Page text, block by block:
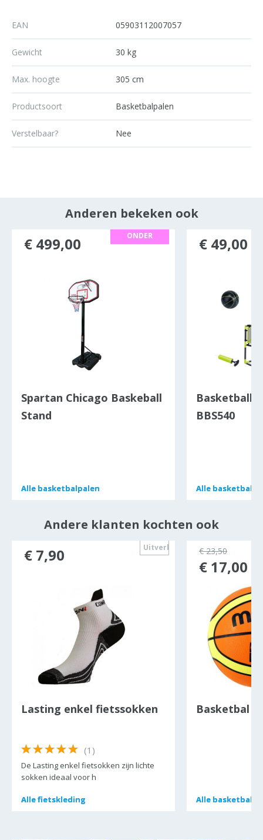
EAN 05903112007057
Gewicht 30 kg
Max. hoogte 305 cm
Productsoort Basketbalpalen
Verstelbaar? Nee
Anderen bekeken ook
ONDER
Spartan Chicago Baskeball
Stand
Alle basketbalpalen
Alle basketbalpalen
€ 499,00
Basketball
BBS540
Alle
Alle
€ 49,00
Andere klanten kochten ook
Uitverkocht
Lasting enkel fietssokken
(1)
De Lasting enkel fietsokken zijn lichte
sokken ideaal voor h
Allefietskleding
Allefietskleding
€ 7,90
Basketbal
Alle
Alle
€ 23,50
€ 17,00